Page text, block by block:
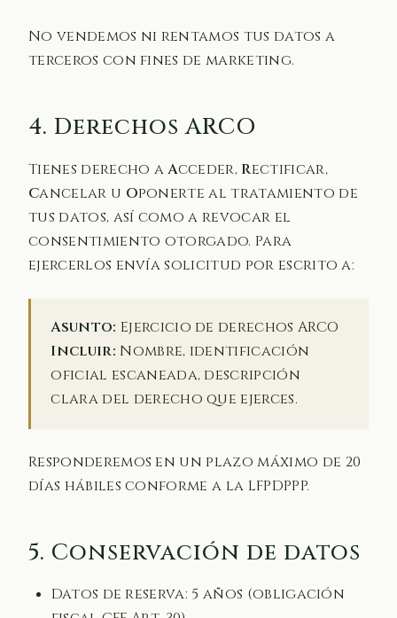
No vendemos ni rentamos tus datos a
terceros con fines de marketing.
4. Derechos ARCO
Tienes derecho aAcceder, Rectificar,
Cancelar u Oponerte al tratamiento de
tus datos, así como a revocar el
consentimiento otorgado. Para
ejercerlos envía solicitud por escrito a:
Asunto: Ejercicio de derechos ARCO
Incluir: Nombre, identificación
oficial escaneada, descripción
clara del derecho que ejerces.
Responderemos en un plazo máximo de 20
días hábiles conforme a la LFPDPPP.
5. Conservación de datos
Datos de reserva: 5 años (obligación